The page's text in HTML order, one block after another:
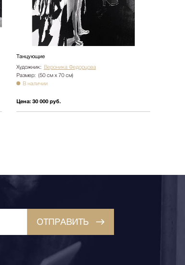
Танцующие
Художник: Вероника Федорцова
Размер: (50 см х 70 см)
В наличии
Цена:30 000 руб.
ОТПРАВИТЬ